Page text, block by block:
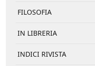
FILOSOFIA
IN LIBRERIA
INDICI RIVISTA